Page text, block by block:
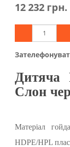
12 232 грн.
Дитяча
Слон
Матеріал
HDPE/HPL